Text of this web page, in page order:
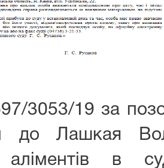
3053/19 за
до Лашкая
аліментів в